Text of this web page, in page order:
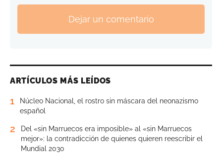
Dejar un comentario
ARTÍCULOS MÁS LEÍDOS
1
Núcleo Nacional, el rostro sin máscara del neonazismo
español
2
Del «sin Marruecos era imposible» al «sin Marruecos
mejor»: la contradicción de quienes quieren reescribir el
Mundial 2030